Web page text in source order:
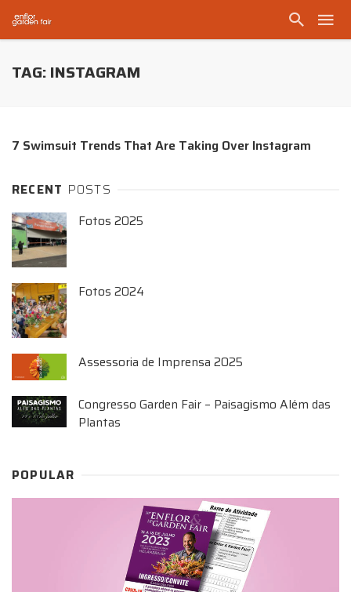
TAG: INSTAGRAM
7 Swimsuit Trends That Are Taking Over Instagram
RECENT POSTS
Fotos 2025
Fotos 2024
Assessoria de Imprensa 2025
Congresso Garden Fair – Paisagismo Além das
Plantas
POPULAR